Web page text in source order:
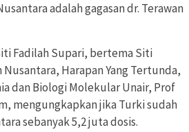
adalah gagasan dr. Terawan
Fadilah Supari, bertema Siti
Nusantara, Harapan Yang Tertunda,
dan Biologi Molekular Unair, Prof
mengungkapkan jika Turki sudah
sebanyak 5,2 juta dosis.